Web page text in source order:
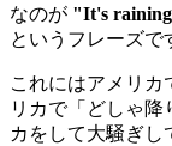
なのが "It's raining
というフレーズで
これにはアメリカ
リカで「どしゃ
カをして大騒ぎし